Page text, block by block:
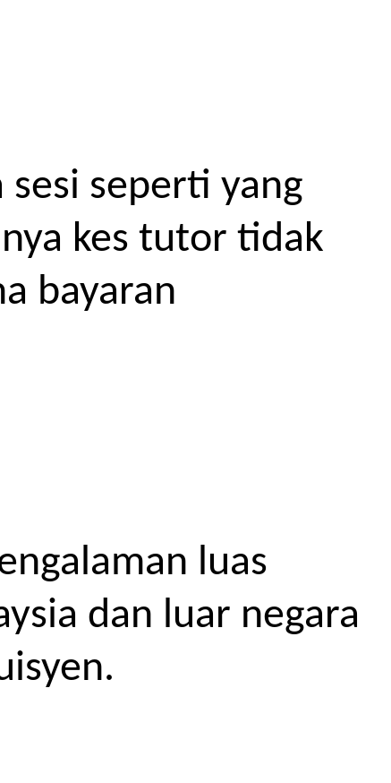
seperti yang
kes tutor tidak
bayaran
luas
dan luar negara